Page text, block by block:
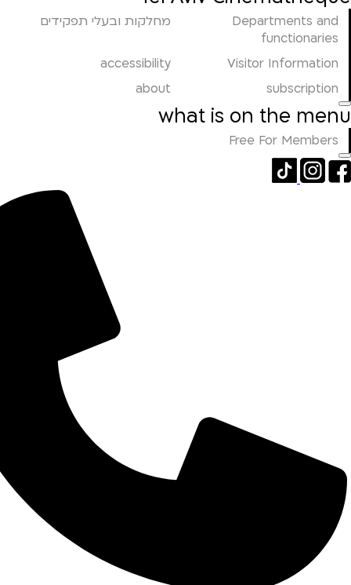
Departments and
functionaries
מחלקות ובעלי תפקידים
Visitor Information
accessibility
subscription
about
what is on the menu
Free For Members